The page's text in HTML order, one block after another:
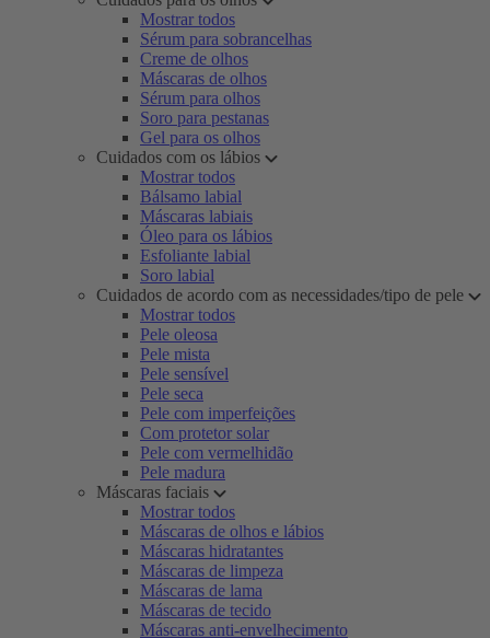
Mostrar todos
Sérum para sobrancelhas
Creme de olhos
Máscaras de olhos
Sérum para olhos
Soro para pestanas
Gel para os olhos
Cuidados com os lábios
Mostrar todos
Bálsamo labial
Máscaras labiais
Óleo para os lábios
Esfoliante labial
Soro labial
Cuidados de acordo com as necessidades/tipo de pele
Mostrar todos
Pele oleosa
Pele mista
Pele sensível
Pele seca
Pele com imperfeições
Com protetor solar
Pele com vermelhidão
Pele madura
Máscaras faciais
Mostrar todos
Máscaras de olhos e lábios
Máscaras hidratantes
Máscaras de limpeza
Máscaras de lama
Máscaras de tecido
Máscaras anti-envelhecimento